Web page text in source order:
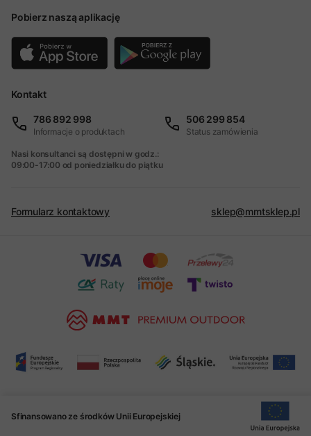
Pobierz naszą aplikację
Kontakt
786 892 998
Informacje o produktach
506 299 854
Status zamówienia
Nasi konsultanci są dostępni w godz.:
09:00-17:00 od poniedziałku do piątku
Formularz kontaktowy sklep@mmtsklep.pl
Sfinansowano ze środków Unii Europejskiej